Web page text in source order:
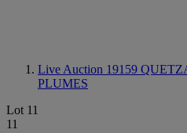
Live Auction 19159
PLUMES
Lot 11
11